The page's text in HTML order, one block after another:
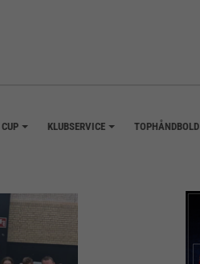
KLUBSERVICE TOPHÅNDBOLD